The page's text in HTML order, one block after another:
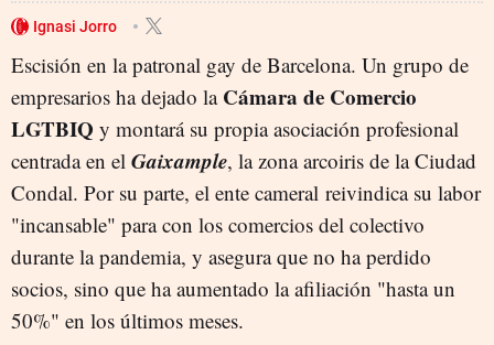
Ignasi Jorro
Escisión en la patronal gay de Barcelona. Un grupo de
empresarios ha dejado la Cámara de Comercio
LGTBIQ y montará su propia asociación profesional
centrada en el Gaixample, la zona arcoiris de la Ciudad
Condal. Por su parte, el ente cameral reivindica su labor
"incansable" para con los comercios del colectivo
durante la pandemia, y asegura que no ha perdido
socios, sino que ha aumentado la afiliación "hasta un
50%" en los últimos meses.